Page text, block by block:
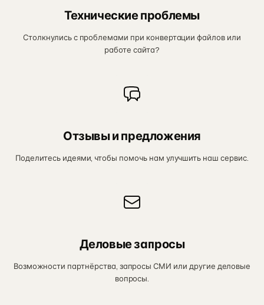
Технические проблемы
Столкнулись с проблемами при конвертации файлов или
работе сайта?
Отзывы и предложения
Поделитесь идеями, чтобы помочь нам улучшить наш сервис.
Деловые запросы
Возможности партнёрства, запросы СМИ или другие деловые
вопросы.